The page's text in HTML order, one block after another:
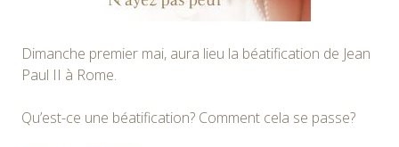
Dimanche premier mai, aura lieu la béatification de Jean
Paul II à Rome.
Qu’est-ce une béatification? Comment cela se passe?